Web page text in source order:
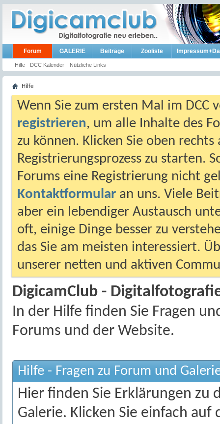
Forum
Hilfe DCC Kalender Nützliche Links
GALERIE Beiträge Zooliste
Hilfe
Wenn Sie zum ersten Mal im DCC
registrieren, um alle Inhalte des
zu können. Klicken Sie oben
Registrierungsprozess zu starten.
Forums eine Registrierung nicht
Kontaktformular an uns. Viele
aber ein lebendiger Austausch
oft, einige Dinge besser zu
das Sie am meisten interessiert.
unserer netten und aktiven
DigicamClub -
In der Hilfe finden Sie Fragen
Forums und der Website.
Hilfe - Fragen zu Forum und
Hier finden Sie Erklärungen
Galerie. Klicken Sie einfach